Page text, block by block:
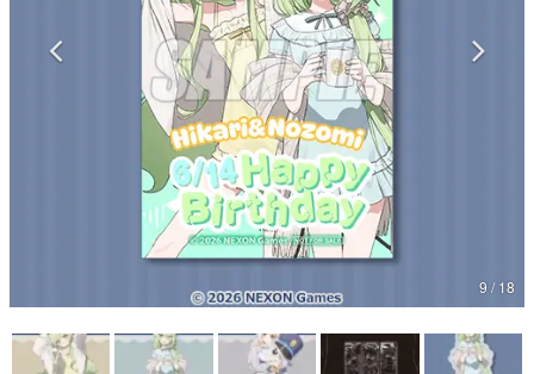
カテゴリ
電ファミニコゲーマーとは？
9 / 18